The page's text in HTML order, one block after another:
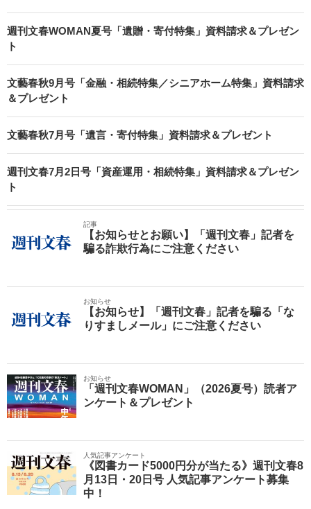
週刊文春WOMAN夏号「遺贈・寄付特集」資料請求＆プレゼン
ト
文藝春秋9月号「金融・相続特集／シニアホーム特集」資料請求
＆プレゼント
文藝春秋7月号「遺言・寄付特集」資料請求＆プレゼント
週刊文春7月2日号「資産運用・相続特集」資料請求＆プレゼン
ト
記事
【お知らせとお願い】「週刊文春」記者を
騙る詐欺行為にご注意ください
お知らせ
【お知らせ】「週刊文春」記者を騙る「な
りすましメール」にご注意ください
お知らせ
「週刊文春WOMAN」（2026夏号）読者ア
ンケート＆プレゼント
人気記事アンケート
《図書カード5000円分が当たる》週刊文春8
月13日・20日号 人気記事アンケート募集
中！